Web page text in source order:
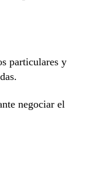
particulares y
negociar el